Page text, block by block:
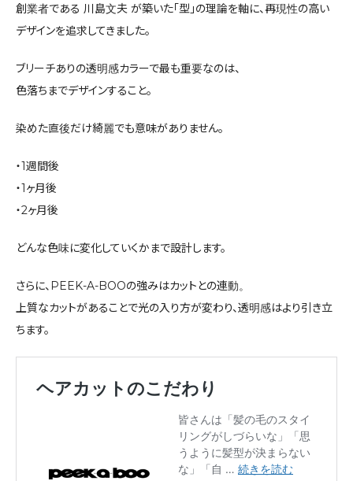
創業者である 川島文夫 が築いた「型」の理論を軸に、再現性の高い
デザインを追求してきました。
ブリーチありの透明感カラーで最も重要なのは、
色落ちまでデザインすること。
染めた直後だけ綺麗でも意味がありません。
・1週間後
・1ヶ月後
・2ヶ月後
どんな色味に変化していくかまで設計します。
さらに、PEEK-A-BOOの強みはカットとの連動。
上質なカットがあることで光の入り方が変わり、透明感はより引き立
ちます。